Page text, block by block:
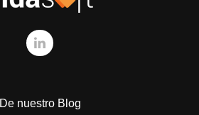
De nuestro Blog